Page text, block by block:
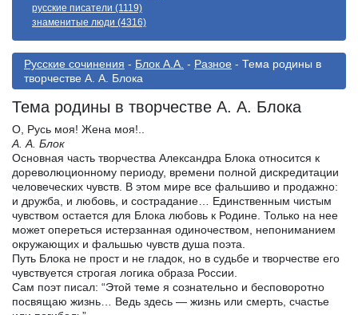
русские писатели (1119)
знаменитые люди (4316)
Русские сочинения - Блок А.А. - Разное - Тема родины в
творчестве А. А. Блока
Тема родины в творчестве А. А. Блока
О, Русь моя! Жена моя!..
А. А. Блок
Основная часть творчества Александра Блока относится к
дореволюционному периоду, времени полной дискредитации
человеческих чувств. В этом мире все фальшиво и продажно:
и дружба, и любовь, и сострадание… Единственным чистым
чувством остается для Блока любовь к Родине. Только на нее
может опереться истерзанная одиночеством, непониманием
окружающих и фальшью чувств душа поэта.
Путь Блока не прост и не гладок, но в судьбе и творчестве его
чувствуется строгая логика образа России.
Сам поэт писал: “Этой теме я сознательно и бесповоротно
посвящаю жизнь… Ведь здесь — жизнь или смерть, счастье